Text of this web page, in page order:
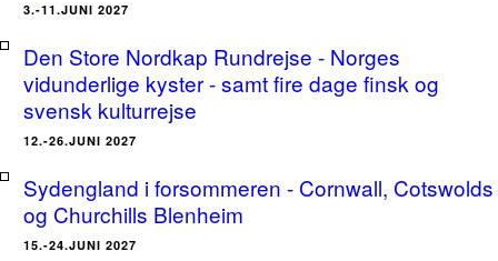
3.-11.JUNI 2027
Den Store Nordkap Rundrejse - Norges
vidunderlige kyster - samt fire dage finsk og
svensk kulturrejse
12.-26.JUNI 2027
Sydengland i forsommeren - Cornwall, Cotswolds
og Churchills Blenheim
15.-24.JUNI 2027